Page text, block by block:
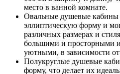
место в ванной комнате.
Овальные душевые
эллиптическую форму и
различных размерах и
большими и просторными
уютными, в зависимости
Полукруглые душевые
форму, что делает их